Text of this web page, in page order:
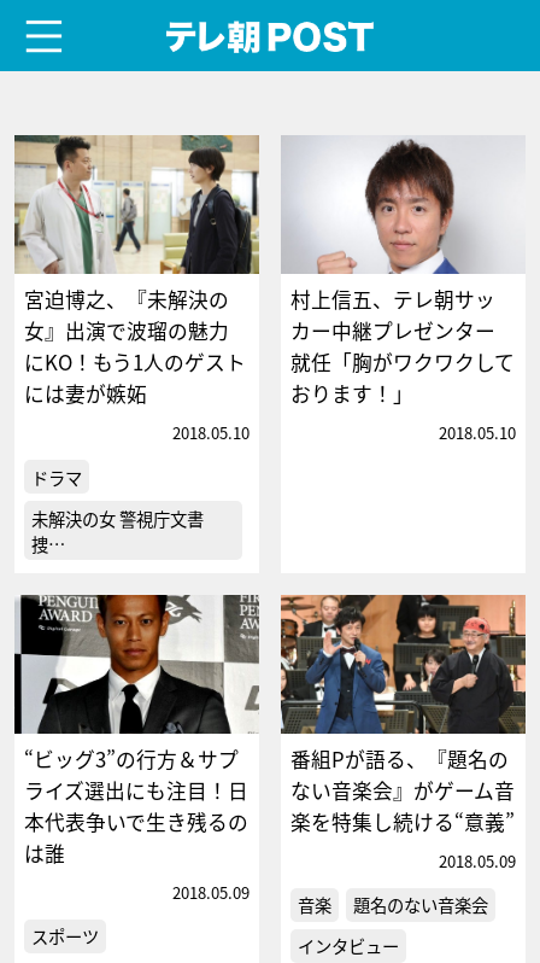
宮迫博之、『未解決の
女』出演で波瑠の魅力
にKO！もう1人のゲスト
には妻が嫉妬
2018.05.10
ドラマ
未解決の女 警視庁文書
捜…
村上信五、テレ朝サッ
カー中継プレゼンター
就任「胸がワクワクして
おります！」
2018.05.10
“ビッグ3”の行方＆サプ
ライズ選出にも注目！日
本代表争いで生き残るの
は誰
2018.05.09
スポーツ
番組Pが語る、『題名の
ない音楽会』がゲーム音
楽を特集し続ける“意義”
2018.05.09
音楽
題名のない音楽会
インタビュー